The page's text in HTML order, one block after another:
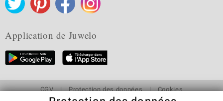
Application de Juwelo
CGV Protection des données
Cookies
Mentions légales
Contact Révocation du contrat